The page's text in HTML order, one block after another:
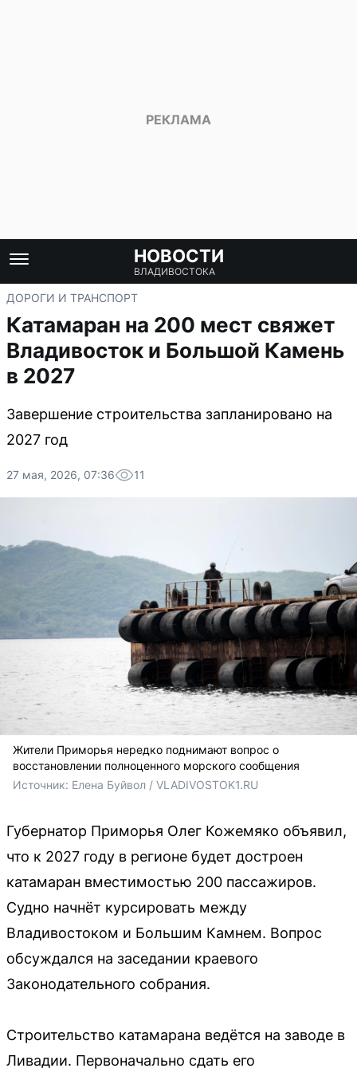
НОВОСТИ
ВЛАДИВОСТОКА
ДОРОГИ И ТРАНСПОРТ
Катамаран на 200 мест свяжет
Владивосток и Большой Камень
в 2027
Завершение строительства запланировано на
2027 год
27 мая, 2026, 07:36 11
Жители Приморья нередко поднимают вопрос о
восстановлении полноценного морского сообщения
Источник: Елена Буйвол / VLADIVOSTOK1.RU
Губернатор Приморья Олег Кожемяко объявил,
что к 2027 году в регионе будет достроен
катамаран вместимостью 200 пассажиров.
Судно начнёт курсировать между
Владивостоком и Большим Камнем. Вопрос
обсуждался на заседании краевого
Законодательного собрания.
Строительство катамарана ведётся на заводе в
Ливадии. Первоначально сдать его